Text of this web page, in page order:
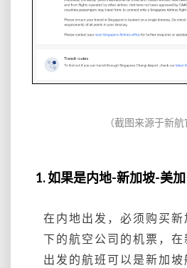
（截图来源于新航
1.‍‍‍‍‍‍ 如果是内地-新加坡-美加
在内地出发，必须购买
下的航空公司的机票，在
出发的航班可以是新加